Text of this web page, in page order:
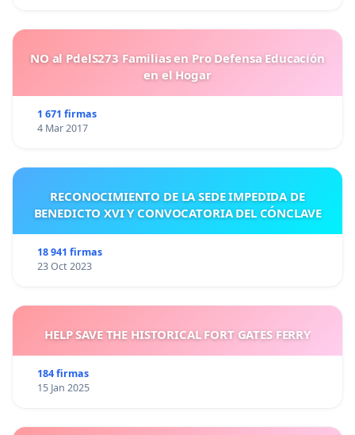
NO al PdelS273 Familias en Pro Defensa Educación
en el Hogar
1 671 firmas
4 Mar 2017
RECONOCIMIENTO DE LA SEDE IMPEDIDA DE
BENEDICTO XVI Y CONVOCATORIA DEL CÓNCLAVE
18 941 firmas
23 Oct 2023
HELP SAVE THE HISTORICAL FORT GATES FERRY
184 firmas
15 Jan 2025